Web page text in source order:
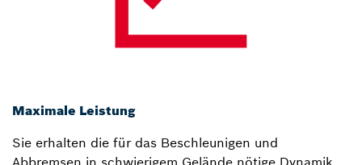
Maximale Leistung
Sie erhalten die für das Beschleunigen und